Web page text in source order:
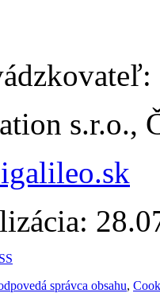
s.r.o.,
správca obsahu,